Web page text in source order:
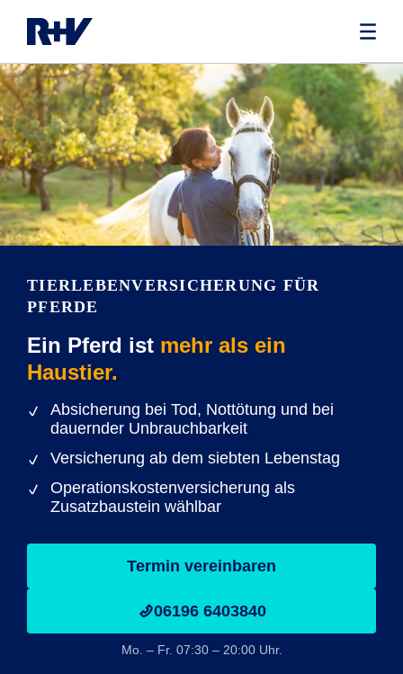
TIERLEBENVERSICHERUNG FÜR
PFERDE
Ein Pferd ist mehr als ein
Haustier.
Absicherung bei Tod, Nottötung und bei
dauernder Unbrauchbarkeit
Versicherung ab dem siebten Lebenstag
Operationskostenversicherung als
Zusatzbaustein wählbar
Termin vereinbaren
06196 6403840
Mo. – Fr. 07:30 – 20:00 Uhr.